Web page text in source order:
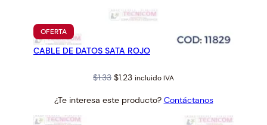
OFERTAPRODUCTO
EN
OFERTA
CABLE DE DATOS SATA ROJO
$1.33 Original
was:
$1.23Current
is:
incluido IVA
¿Te interesa este producto? Contáctanos